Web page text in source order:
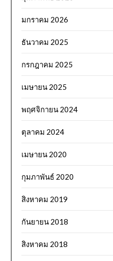
มกราคม 2026
ธันวาคม 2025
กรกฎาคม 2025
เมษายน 2025
พฤศจิกายน 2024
ตุลาคม 2024
เมษายน 2020
กุมภาพันธ์ 2020
สิงหาคม 2019
กันยายน 2018
สิงหาคม 2018